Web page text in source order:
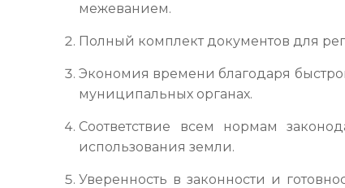
межеванием.
Полный комплект документов для
Экономия времени благодаря
муниципальных органах.
Соответствие всем нормам
использования земли.
Уверенность в законности и